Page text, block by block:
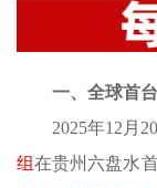
一、全球首
2025年12月
组在贵州六盘水